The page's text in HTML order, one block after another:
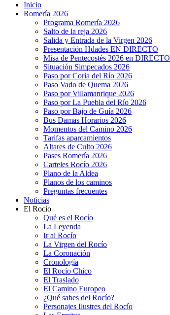
Inicio
Romería 2026
Programa Romería 2026
Salto de la reja 2026
Salida y Entrada de la Virgen 2026
Presentación Hdades EN DIRECTO
Misa de Pentecostés 2026 en DIRECTO
Situación Simpecados 2026
Paso por Coria del Río 2026
Paso Vado de Quema 2026
Paso por Villamanrique 2026
Paso por La Puebla del Río 2026
Paso por Bajo de Guía 2026
Bus Damas Horarios 2026
Momentos del Camino 2026
Tarifas aparcamientos
Altares de Culto 2026
Pases Romería 2026
Carteles Rocío 2026
Plano de la Aldea
Planos de los caminos
Preguntas frecuentes
Noticias
El Rocío
Qué es el Rocío
La Leyenda
Ir al Rocío
La Virgen del Rocío
La Coronación
Cronología
El Rocío Chico
El Traslado
El Camino Europeo
¿Qué sabes del Rocío?
Personajes Ilustres del Rocío